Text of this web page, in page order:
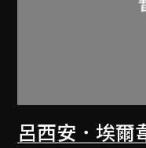
呂西安．埃爾